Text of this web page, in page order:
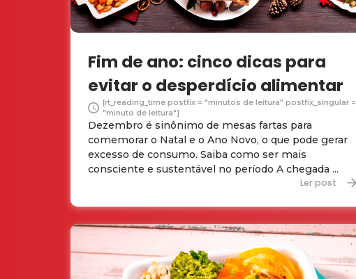
Fim de ano: cinco dicas para
evitar o desperdício alimentar
[rt_reading_time postfix = "minutos de leitura" postfix_singular =
"minuto de leitura"]
Dezembro é sinônimo de mesas fartas para
comemorar o Natal e o Ano Novo, o que pode gerar
excesso de consumo. Saiba como ser mais
consciente e sustentável no período A chegada ...
Ler post